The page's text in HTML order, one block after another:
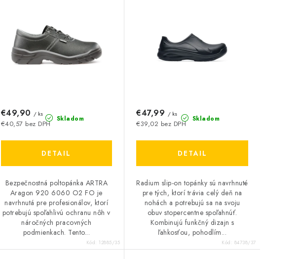
Skladom
€40,57 bez DPH
€49,90 / ks
DETAIL
Bezpečnostná poltopánka ARTRA
Aragon 920 6060 O2 FO je
navrhnutá pre profesionálov, ktorí
potrebujú spoľahlivú ochranu nôh v
náročných pracovných
podmienkach. Tento...
Kód: 12885/35
Skladom
€39,02 bez DPH
€47,99 / ks
DETAIL
Radium slip-on topánky sú navrhnuté
pre tých, ktorí trávia celý deň na
nohách a potrebujú sa na svoju
obuv stopercentne spoľahnúť.
Kombinujú funkčný dizajn s
ľahkosťou, pohodlím...
Kód: 84738/37